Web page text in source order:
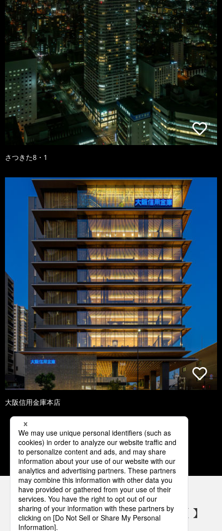
さつきた8・1
大阪信用金庫本店
1 2 3 4 5
パナソニックの電気設備 SNSアカウント